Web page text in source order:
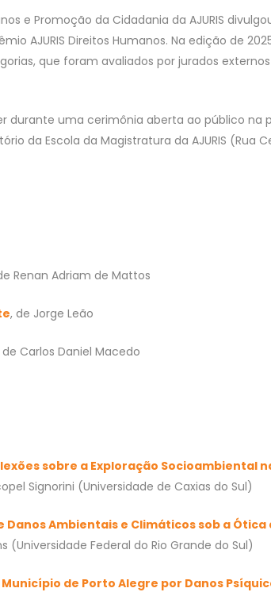
e Promoção da Cidadania da AJURIS
AJURIS Direitos Humanos. Na edição de
que foram avaliados por jurados
durante uma cerimônia aberta ao público na
da Escola da Magistratura da AJURIS (Rua
Renan Adriam de Mattos
, de Jorge Leão
de Carlos Daniel Macedo
sobre a Exploração Socioambiental
Signorini (Universidade de Caxias do Sul)
Danos Ambientais e Climáticos sob a
(Universidade Federal do Rio Grande do Sul)
de Porto Alegre por Danos